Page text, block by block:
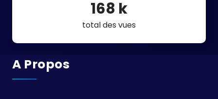
210k
total des vues
A Propos